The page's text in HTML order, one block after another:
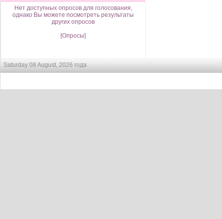
Нет доступных опросов для голосования,
однако Вы можете посмотреть результаты
других опросов
[Опросы]
Saturday 08 August, 2026 года